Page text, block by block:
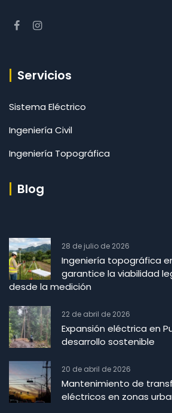
Servicios
Sistema Eléctrico
Ingeniería Civil
Ingeniería Topográfica
Blog
28 de julio de 2026
Ingeniería topográfica
garantice la viabilidad
desde la medición
22 de abril de 2026
Expansión eléctrica en
desarrollo sostenible
20 de abril de 2026
Mantenimiento de
eléctricos en zonas